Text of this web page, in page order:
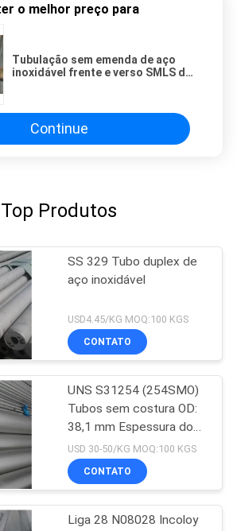
o melhor preço para
Tubulação sem emenda de aço
inoxidável frente e verso SMLS de
Continue
Top Produtos
SS 329 Tubo duplex de
aço inoxidável
USD4.45/KG MOQ:100 KGS
CONTATO
UNS S31254 (254SMO)
Tubos sem costura OD:
38,1 mm Espessura do
tubo: 3 mm Comprimento
6M
USD 30-50/KG MOQ:100 KGS
CONTATO
Liga 28 N08028 Incoloy